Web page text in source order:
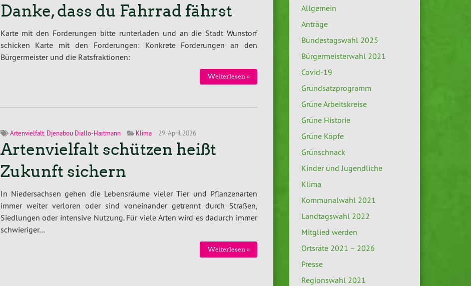
Danke, dass du Fahrrad fährst
Karte mit den Forderungen bitte runterladen und an die Stadt Wunstorf
schicken Karte mit den Forderungen: Konkrete Forderungen an den
Bürgermeister und die Ratsfraktionen:
Weiterlesen »
Artenvielfalt, Djenabou Diallo-Hartmann Klima 29. April 2026
Artenvielfalt schützen heißt
Zukunft sichern
In Niedersachsen gehen die Lebensräume vieler Tier und Pflanzenarten
immer weiter verloren oder sind voneinander getrennt durch Straßen,
Siedlungen oder intensive Nutzung. Für viele Arten wird es dadurch immer
schwieriger…
Weiterlesen »
Allgemein
Anträge
Bundestagswahl 2025
Bürgermeisterwahl 2021
Covid-19
Grundsatzprogramm
Grüne Arbeitskreise
Grüne Historie
Grüne Köpfe
Grünschnack
Kinder und Jugendliche
Klima
Kommunalwahl 2021
Landtagswahl 2022
Mitglied werden
Ortsräte 2021 – 2026
Presse
Regionswahl 2021